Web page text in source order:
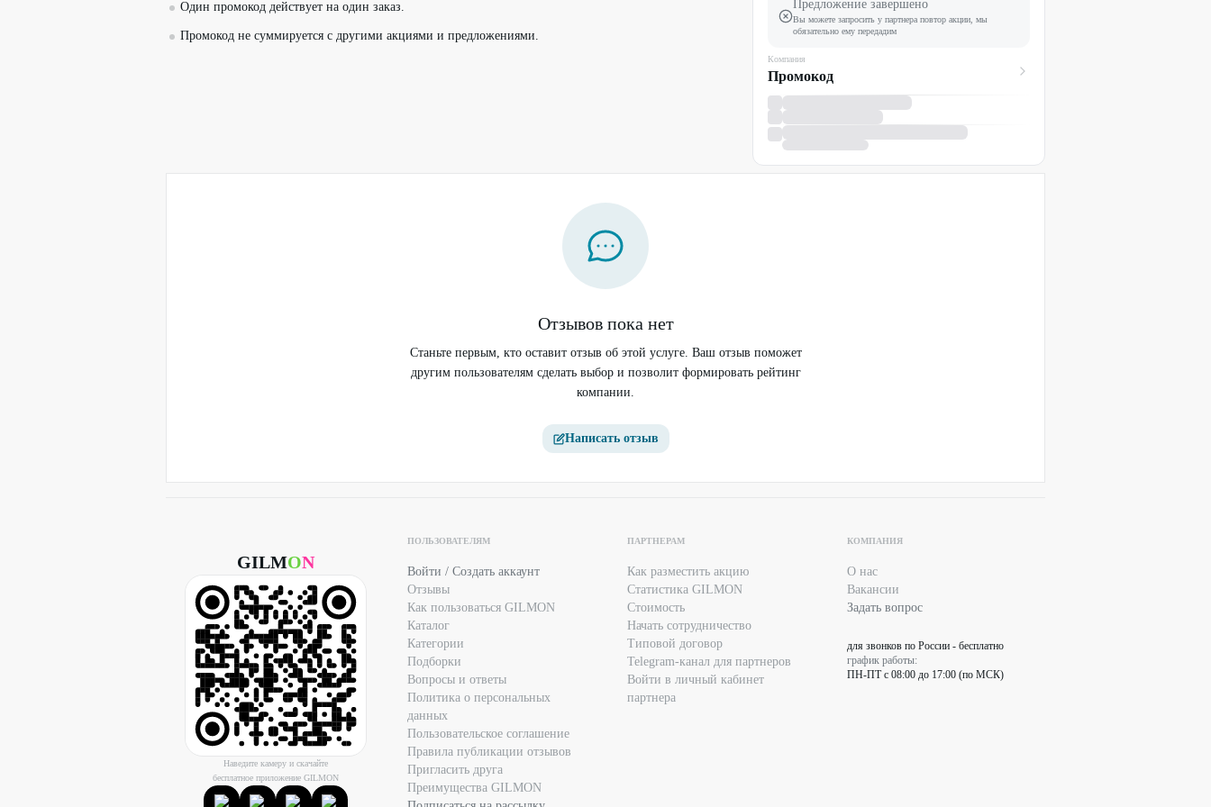
Один промокод действует на один заказ.
Промокод не суммируется с другими акциями и предложениями.
Предложение завершено
Вы можете запросить у партнера повтор акции, мы
обязательно ему передадим
Компания
Промокод
Отзывов пока нет
Станьте первым, кто оставит отзыв об этой услуге. Ваш отзыв поможет
другим пользователям сделать выбор и позволит формировать рейтинг
компании.
Написать отзыв
GILMON
Наведите камеру и скачайте
бесплатное приложение GILMON
ПОЛЬЗОВАТЕЛЯМ
Войти / Создать аккаунт
Отзывы
Как пользоваться GILMON
Каталог
Категории
Подборки
Вопросы и ответы
Политика о персональных
данных
Пользовательское соглашение
Правила публикации отзывов
Пригласить друга
Преимущества GILMON
ПАРТНЕРАМ
Как разместить акцию
Статистика GILMON
Стоимость
Начать сотрудничество
Типовой договор
Telegram-канал для партнеров
Войти в личный кабинет
партнера
КОМПАНИЯ
О нас
Вакансии
Задать вопрос
для звонков по России - бесплатно
график работы:
ПН-ПТ с 08:00 до 17:00 (по МСК)